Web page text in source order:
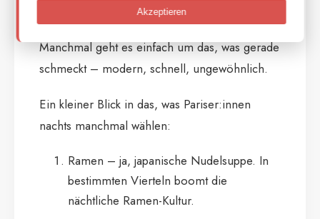
Natürlich geht es nicht immer um Tradition.
Manchmal geht es einfach um das, was gerade
schmeckt – modern, schnell, ungewöhnlich.
Ein kleiner Blick in das, was Pariser:innen
nachts manchmal wählen:
Ramen – ja, japanische Nudelsuppe. In
bestimmten Vierteln boomt die
nächtliche Ramen-Kultur.
Akzeptieren